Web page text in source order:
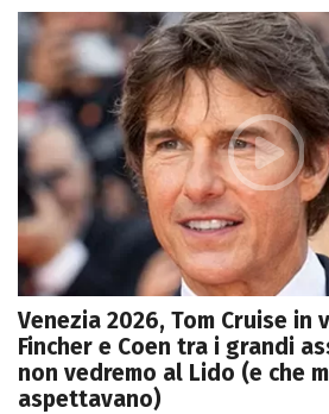
Venezia 2026, Tom Cruise in
Fincher e Coen tra i grandi
non vedremo al Lido (e che
aspettavano)